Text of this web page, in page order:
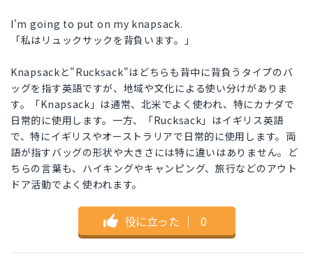
I'm going to put on my knapsack.
「私はリュックサックを背負います。」
Knapsackと"Rucksack"はどちらも背中に背負うタイプのバ
ッグを指す英語ですが、地域や文化による使い分けがありま
す。「Knapsack」は通常、北米でよく使われ、特にカナダで
日常的に使用します。一方、「Rucksack」はイギリス英語
で、特にイギリスやオーストラリアで日常的に使用します。両
語が指すバッグの形状や大きさには特に違いはありません。ど
ちらの言葉も、ハイキングやキャンピング、旅行などのアウト
ドア活動でよく使われます。
役に立った ｜ 0